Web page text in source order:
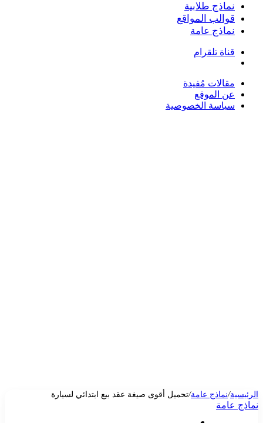
نماذج طلابية
قوالب المواقع
نماذج عامة
قناة تلقرام
مقالات مُفيدة
عن الموقع
سياسة الخصوصية
الرئيسية/نماذج عامة/تحميل أقوى صيغة عقد بيع ابتدائي لسيارة
نماذج عامة